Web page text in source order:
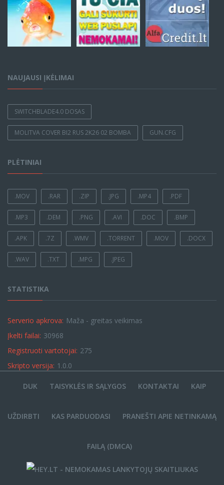
NAUJAUSI ĮKĖLIMAI
SWITCHBLADE4.0 DOSAS
MOLITVA COVER BI2 RUS 2K26 02 BOMBA GUN.CFG
PLĖTINIAI
.MOV .RAR .ZIP .JPG .MP4 .PDF
.MP3 .DEM .PNG .AVI .DOC .BMP
.APK .7Z .WMV .TORRENT .MOV .DOCX
.WAV .TXT .MPG .JPEG
STATISTIKA
Serverio apkrova: Maža - greitas veikimas
Įkelti failai: 30968
Registruoti vartotojai: 275
Skripto versija: 1.0.0
DUK TAISYKLĖS IR SĄLYGOS KONTAKTAI KAIP
UŽDIRBTI KAS PARDUODASI PRANEŠTI APIE NETINKAMĄ
FAILĄ (DMCA)